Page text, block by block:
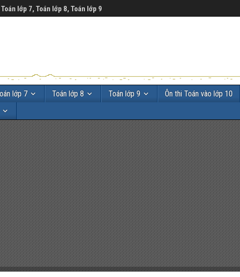
lớp 7, Toán lớp 8, Toán lớp 9
lớp 7 Toán lớp 8 Toán lớp 9 Ôn thi Toán vào lớp 10